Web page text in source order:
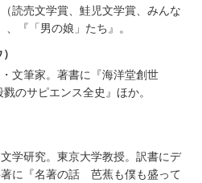
読売文学賞、鮭児文学賞、みんな
『「男の娘」たち』。
文筆家。著書に『海洋堂創世
のサピエンス全史』ほか。
学研究。東京大学教授。訳書にデ
に『名著の話 芭蕉も僕も盛って